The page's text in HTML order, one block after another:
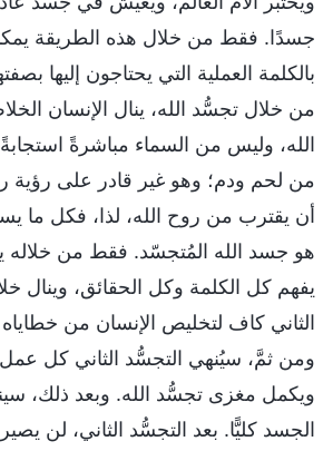
جسدًا. فقط من خلال هذه الطريقة
بالكلمة العملية التي يحتاجون إليها
من خلال تجسُّد الله، ينال الإنسان
الله، وليس من السماء مباشرةً استجابةً
من لحم ودم؛ وهو غير قادر على رؤية
أن يقترب من روح الله، لذا، فكل ما
هو جسد الله المُتجسّد. فقط من خلاله
يفهم كل الكلمة وكل الحقائق، وينال
الثاني كاف لتخليص الإنسان من
ومن ثمَّ، سيُنهي التجسُّد الثاني كل
ويكمل مغزى تجسُّد الله. وبعد ذلك،
الجسد كليًّا. بعد التجسُّد الثاني، لن